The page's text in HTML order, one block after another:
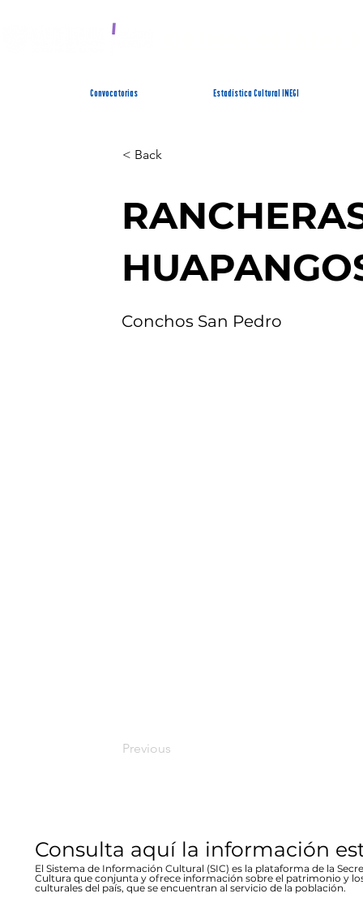
Convocatorias Estadística Cultural INEGI
< Back
Conchos San Pedro
Previous
Consulta aquí la información
El Sistema de Información Cultural (SIC) es la plataforma de la
Cultura que conjunta y ofrece información sobre el patrimonio y
culturales del país, que se encuentran al servicio de la población.